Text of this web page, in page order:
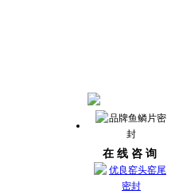
在 线 咨 询